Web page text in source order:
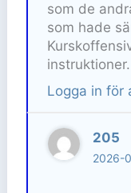
som de
som hade
instruktioner.
Logga in för
205
2026-